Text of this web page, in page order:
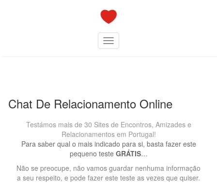
Toggle navigation
Chat De Relacionamento Online
Testámos mais de 30 Sites de Encontros, Amizades e
Relacionamentos em Portugal!
Para saber qual o mais indicado para si, basta fazer este
pequeno teste GRÁTIS…
Não se preocupe, não vamos guardar nenhuma informação
a seu respeito, e pode fazer este teste as vezes que quiser.